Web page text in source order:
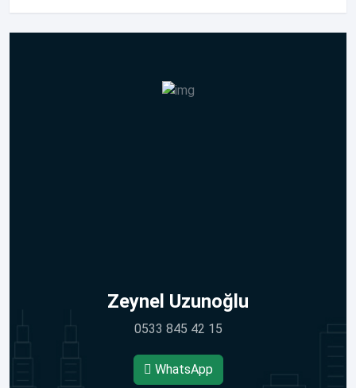
Zeynel Uzunoğlu
0533 845 42 15
WhatsApp